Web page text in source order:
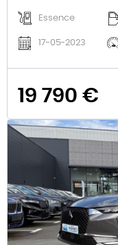
Essence
17-05-2023
19 790 €